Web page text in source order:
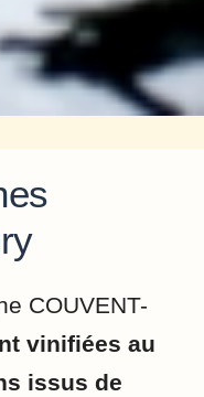
COUVENT-
vinifiées au
issus de